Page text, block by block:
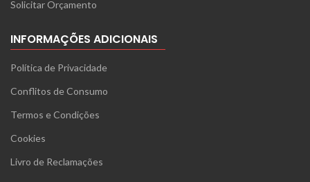
Solicitar Orçamento
INFORMAÇÕES ADICIONAIS
Política de Privacidade
Conflitos de Consumo
Termos e Condições
Cookies
Livro de Reclamações